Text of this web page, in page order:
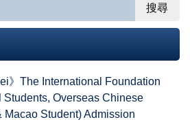
搜尋
》The International Foundation
Students, Overseas Chinese
Macao Student) Admission